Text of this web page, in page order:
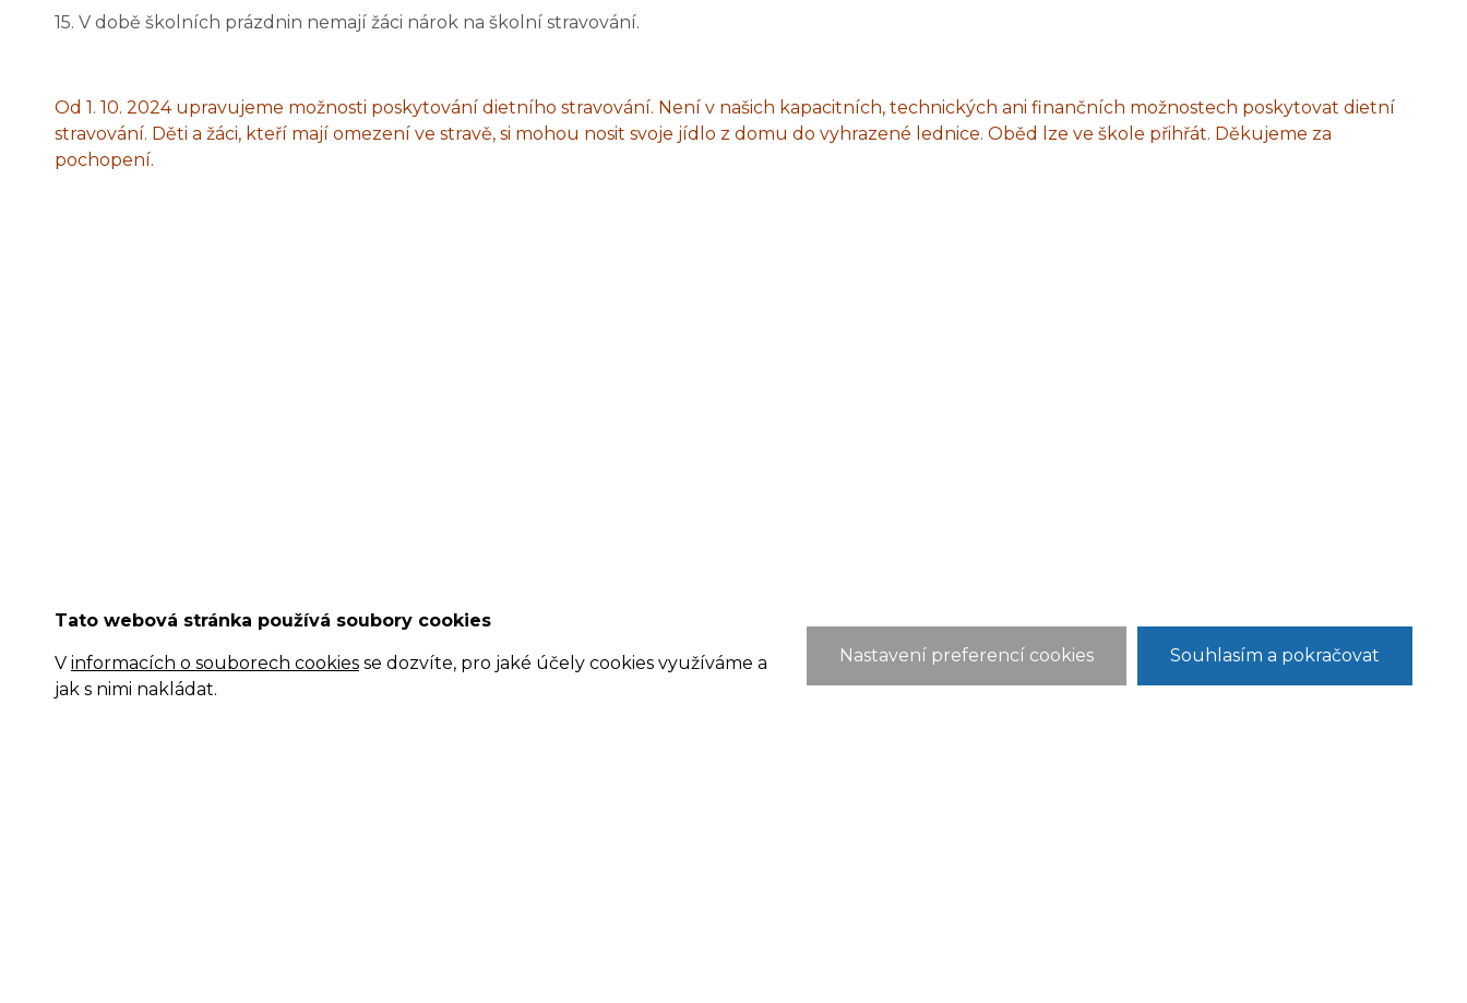
15. V době školních prázdnin nemají žáci nárok na školní stravování.
Od 1. 10. 2024 upravujeme možnosti poskytování dietního stravování. Není v našich kapacitních, technických ani finančních možnostech poskytovat dietní
stravování. Děti a žáci, kteří mají omezení ve stravě, si mohou nosit svoje jídlo z domu do vyhrazené lednice. Oběd lze ve škole přihřát. Děkujeme za
pochopení.
Tato webová stránka používá soubory cookies
V informacích o souborech cookies se dozvíte, pro jaké účely cookies využíváme a
jak s nimi nakládat.
Nastavení preferencí cookies Souhlasím a pokračovat